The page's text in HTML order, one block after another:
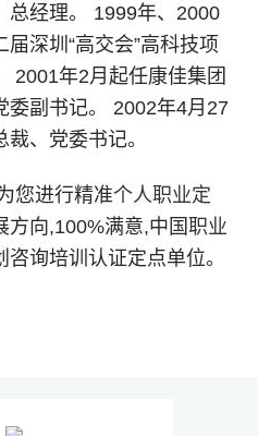
总经理。 1999年、2000
深圳“高交会”高科技项
2001年2月起任康佳集团
委副书记。 2002年4月27
、党委书记。
您进行精准个人职业定
方向,100%满意,中国职业
询培训认证定点单位。